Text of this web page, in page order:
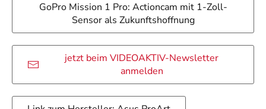
GoPro Mission 1 Pro: Actioncam mit 1-Zoll-
Sensor als Zukunftshoffnung
jetzt beim VIDEOAKTIV-Newsletter
anmelden